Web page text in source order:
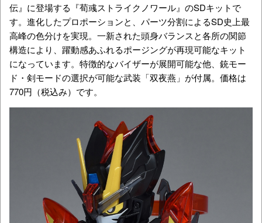
伝』に登場する『荀彧ストライクノワール』のSDキットで
す。進化したプロポーションと、パーツ分割によるSD史上最
高峰の色分けを実現。一新された頭身バランスと各所の関節
構造により、躍動感あふれるポージングが再現可能なキット
になっています。特徴的なバイザーが展開可能な他、銃モー
ド・剣モードの選択が可能な武装「双夜燕」が付属。価格は
770円（税込み）です。